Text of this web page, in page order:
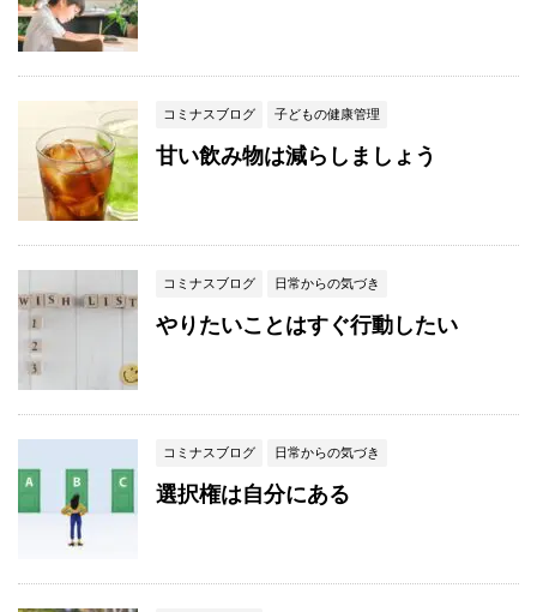
コミナスブログ 子どもの健康管理
甘い飲み物は減らしましょう
コミナスブログ 日常からの気づき
やりたいことはすぐ行動したい
コミナスブログ 日常からの気づき
選択権は自分にある